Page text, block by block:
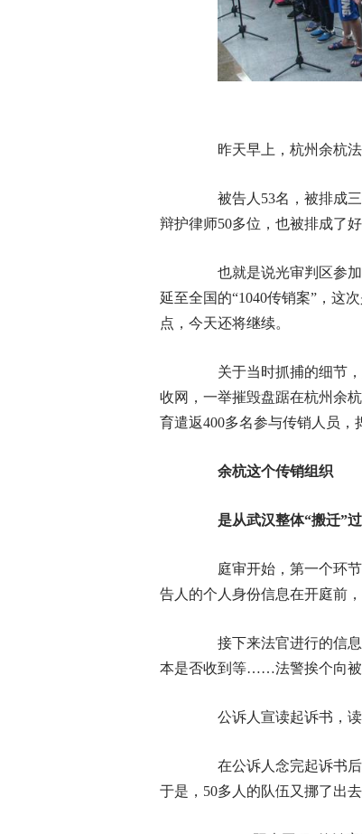
昨天早上，杭州余杭法
被告人53名，被排成三
辩护律师50多位，也被排成了
也就是说光审判区参加
延至全国的“1040传销案”，这
点，今天还将继续。
关于当时抓捕的细节，
收网，一举摧毁盘踞在杭州余
育遣返400多名参与传销人员，
余杭这个传销组织
是从武汉整体“搬迁”
庭审开始，第一个环节
告人的个人身份信息在开庭前
接下来法官进行的信息
本是否收到等……法警挨个向被
公诉人宣读起诉书，读
在公诉人念完起诉书后
于是，50多人的队伍又挪了出去